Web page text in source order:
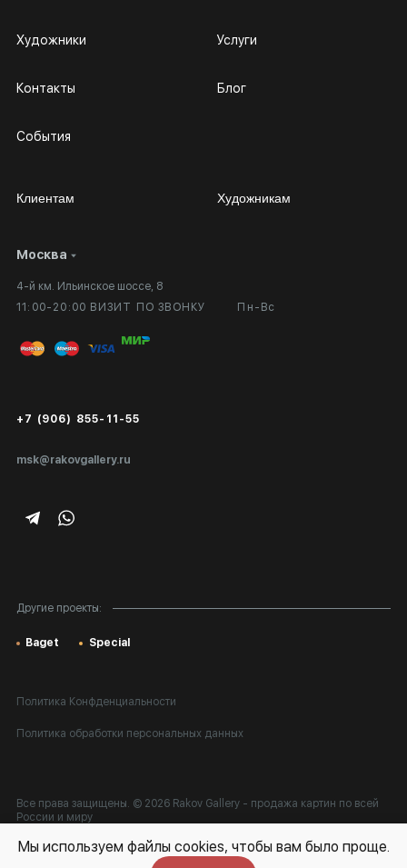
Москва
4-й км. Ильинское шоссе, 8
11:00-20:00 ВИЗИТ ПО ЗВОНКУ
Пн-Вс
msk@rakovgallery.ru
+7 (906) 855-11-55
Художники
Контакты
События
Услуги
Блог
Другие проекты:
Baget Special
Клиентам
Личный кабинет
Вопросы и ответы
Публичная оферта
Экспертиза/Вывоз за границу
Подарочные сертификаты
Художникам
Сотрудничество
Выставка в галерее
Политика Конфденциальности
Политика обработки персональных данных
Все права защищены. © 2026 Rakov Gallery - продажа картин по всей
России и миру
Мы используем файлы cookies, чтобы вам было проще.